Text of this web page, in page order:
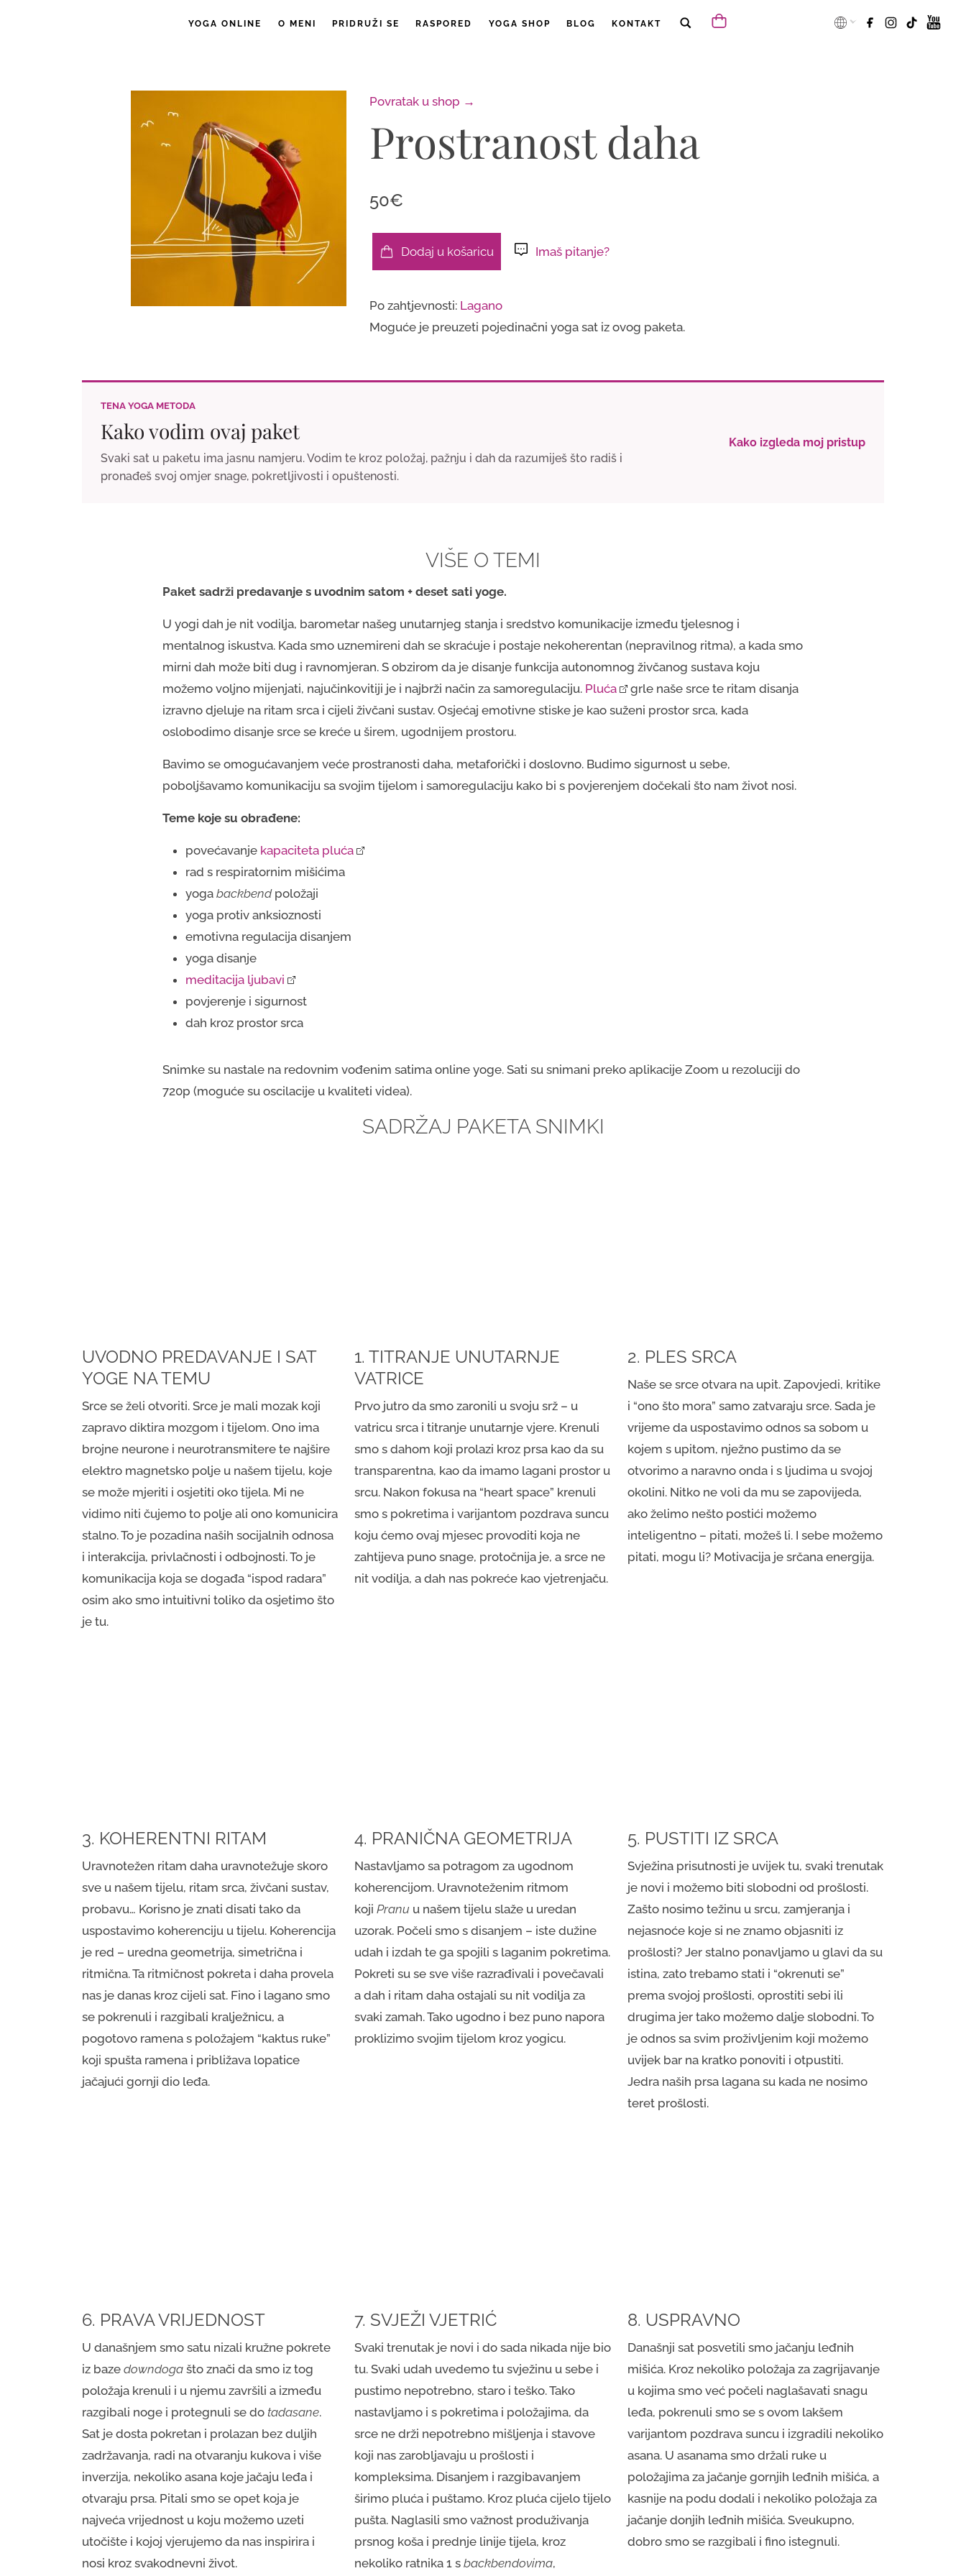
YOGA ONLINE O MENI PRIDRUŽI SE RASPORED YOGA SHOP BLOG KONTAKT
Povratak u shop →
Prostranost daha
50€
količina
Dodaj u košaricu Imaš pitanje?
Po zahtjevnosti: Lagano
Moguće je preuzeti pojedinačni yoga sat iz ovog paketa.
TENA YOGA METODA
Kako vodim ovaj paket
Svaki sat u paketu ima jasnu namjeru. Vodim te kroz položaj, pažnju i dah da razumiješ što radiš i
pronađeš svoj omjer snage, pokretljivosti i opuštenosti.
Kako izgleda moj pristup
VIŠE O TEMI
Paket sadrži predavanje s uvodnim satom + deset sati yoge.
U yogi dah je nit vodilja, barometar našeg unutarnjeg stanja i sredstvo komunikacije između tjelesnog i
mentalnog iskustva. Kada smo uznemireni dah se skraćuje i postaje nekoherentan (nepravilnog ritma), a kada smo
mirni dah može biti dug i ravnomjeran. S obzirom da je disanje funkcija autonomnog živčanog sustava koju
možemo voljno mijenjati, najučinkovitiji je i najbrži način za samoregulaciju. Pluća
grle naše srce te ritam disanja
izravno djeluje na ritam srca i cijeli živčani sustav. Osjećaj emotivne stiske je kao suženi prostor srca, kada
oslobodimo disanje srce se kreće u širem, ugodnijem prostoru.
Bavimo se omogućavanjem veće prostranosti daha, metaforički i doslovno. Budimo sigurnost u sebe,
poboljšavamo komunikaciju sa svojim tijelom i samoregulaciju kako bi s povjerenjem dočekali što nam život nosi.
Teme koje su obrađene:
povećavanje kapaciteta pluća
rad s respiratornim mišićima
yoga backbendpoložaji
yoga protiv anksioznosti
emotivna regulacija disanjem
yoga disanje
meditacija ljubavi
povjerenje i sigurnost
dah kroz prostor srca
Snimke su nastale na redovnim vođenim satima online yoge. Sati su snimani preko aplikacije Zoom u rezoluciji do
720p (moguće su oscilacije u kvaliteti videa).
SADRŽAJ PAKETA SNIMKI
UVODNO PREDAVANJE I SAT
YOGE NA TEMU
Srce se želi otvoriti. Srce je mali mozak koji
zapravo diktira mozgom i tijelom. Ono ima
brojne neurone i neurotransmitere te najšire
elektro magnetsko polje u našem tijelu, koje
se može mjeriti i osjetiti oko tijela. Mi ne
vidimo niti čujemo to polje ali ono komunicira
stalno. To je pozadina naših socijalnih odnosa
i interakcija, privlačnosti i odbojnosti. To je
komunikacija koja se događa “ispod radara”
osim ako smo intuitivni toliko da osjetimo što
je tu.
1. TITRANJE UNUTARNJE
VATRICE
Prvo jutro da smo zaronili u svoju srž – u
vatricu srca i titranje unutarnje vjere. Krenuli
smo s dahom koji prolazi kroz prsa kao da su
transparentna, kao da imamo lagani prostor u
srcu. Nakon fokusa na “heart space” krenuli
smo s pokretima i varijantom pozdrava suncu
koju ćemo ovaj mjesec provoditi koja ne
zahtijeva puno snage, protočnija je, a srce ne
nit vodilja, a dah nas pokreće kao vjetrenjaču.
2. PLES SRCA
Naše se srce otvara na upit. Zapovjedi, kritike
i “ono što mora” samo zatvaraju srce. Sada je
vrijeme da uspostavimo odnos sa sobom u
kojem s upitom, nježno pustimo da se
otvorimo a naravno onda i s ljudima u svojoj
okolini. Nitko ne voli da mu se zapovijeda,
ako želimo nešto postići možemo
inteligentno – pitati, možeš li. I sebe možemo
pitati, mogu li? Motivacija je srčana energija.
3. KOHERENTNI RITAM
Uravnotežen ritam daha uravnotežuje skoro
sve u našem tijelu, ritam srca, živčani sustav,
probavu… Korisno je znati disati tako da
uspostavimo koherenciju u tijelu. Koherencija
je red – uredna geometrija, simetrična i
ritmična. Ta ritmičnost pokreta i daha provela
nas je danas kroz cijeli sat. Fino i lagano smo
se pokrenuli i razgibali kralježnicu, a
pogotovo ramena s položajem “kaktus ruke”
koji spušta ramena i približava lopatice
jačajući gornji dio leđa.
4. PRANIČNA GEOMETRIJA
Nastavljamo sa potragom za ugodnom
koherencijom. Uravnoteženim ritmom
kojiPranu u našem tijelu slaže u uredan
uzorak. Počeli smo s disanjem – iste dužine
udah i izdah te ga spojili s laganim pokretima.
Pokreti su se sve više razrađivali i povečavali
a dah i ritam daha ostajali su nit vodilja za
svaki zamah. Tako ugodno i bez puno napora
proklizimo svojim tijelom kroz yogicu.
5. PUSTITI IZ SRCA
Svježina prisutnosti je uvijek tu, svaki trenutak
je novi i možemo biti slobodni od prošlosti.
Zašto nosimo težinu u srcu, zamjeranja i
nejasnoće koje si ne znamo objasniti iz
prošlosti? Jer stalno ponavljamo u glavi da su
istina, zato trebamo stati i “okrenuti se”
prema svojoj prošlosti, oprostiti sebi ili
drugima jer tako možemo dalje slobodni. To
je odnos sa svim proživljenim koji možemo
uvijek bar na kratko ponoviti i otpustiti.
Jedra naših prsa lagana su kada ne nosimo
teret prošlosti.
6. PRAVA VRIJEDNOST
U današnjem smo satu nizali kružne pokrete
iz baze downdoga što znači da smo iz tog
položaja krenuli i u njemu završili a između
razgibali noge i protegnuli se do tadasane.
Sat je dosta pokretan i prolazan bez duljih
zadržavanja, radi na otvaranju kukova i više
inverzija, nekoliko asana koje jačaju leđa i
otvaraju prsa. Pitali smo se opet koja je
najveća vrijednost u koju možemo uzeti
utočište i kojoj vjerujemo da nas inspirira i
nosi kroz svakodnevni život.
7. SVJEŽI VJETRIĆ
Svaki trenutak je novi i do sada nikada nije bio
tu. Svaki udah uvedemo tu svježinu u sebe i
pustimo nepotrebno, staro i teško. Tako
nastavljamo i s pokretima i položajima, da
srce ne drži nepotrebno mišljenja i stavove
koji nas zarobljavaju u prošlosti i
kompleksima. Disanjem i razgibavanjem
širimo pluća i puštamo. Kroz pluća cijelo tijelo
pušta. Naglasili smo važnost produživanja
prsnog koša i prednje linije tijela, kroz
nekoliko ratnika 1 sbackbendovima,
8. USPRAVNO
Današnji sat posvetili smo jačanju leđnih
mišića. Kroz nekoliko položaja za zagrijavanje
u kojima smo već počeli naglašavati snagu
leđa, pokrenuli smo se s ovom lakšem
varijantom pozdrava suncu i izgradili nekoliko
asana. U asanama smo držali ruke u
položajima za jačanje gornjih leđnih mišića, a
kasnije na podu dodali i nekoliko položaja za
jačanje donjih leđnih mišića. Sveukupno,
dobro smo se razgibali i fino istegnuli.